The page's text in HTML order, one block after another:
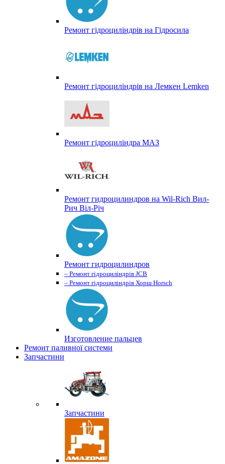
Ремонт гідроциліндрів на Гідросила
Ремонт гідроциліндрів на Лемкен Lemken
Ремонт гідроциліндра МАЗ
Ремонт гидроцилиндров на Wil-Rich Вил-
Рич Віл-Річ
Ремонт гидроцилиндров
– Ремонт гідроциліндрів JCB
– Ремонт гідроциліндрів Хорш Horsch
Изготовление пальцев
Ремонт паливної системи
Запчастини
Запчастини